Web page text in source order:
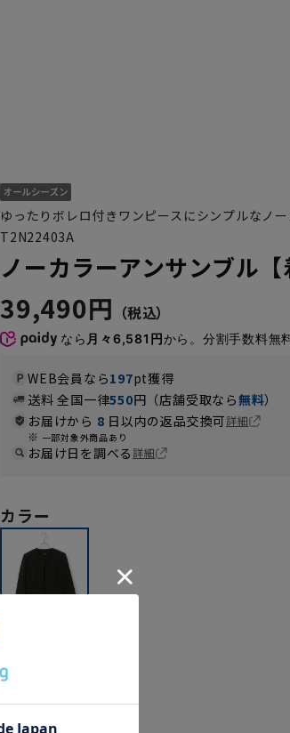
ゆったりボレロ付きワンピースにシンプルなノ
T2N22403A
ノーカラーアンサンブル【
39,490円
なら 月々6,581円から。分割手数料無
WEB会員なら197pt獲得
送料 全国一律550円（店舗受取なら無料）
お届けから 8 日以内の返品交換可詳細
一部対象外商品あり
お届け日を調べる詳細
カラー